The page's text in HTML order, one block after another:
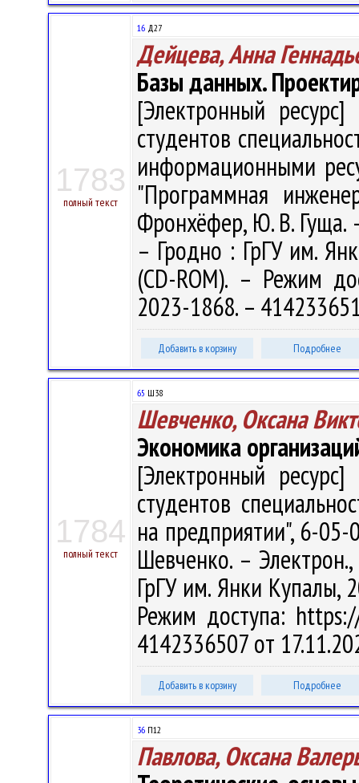
1783
полный текст
16 Д27
Дейцева, Анна
Базы данных.
[Электронный
студентов
информационными
"Программная
Фронхёфер, Ю. В. Гуща.
– Гродно : ГрГУ им.
(CD-ROM). – Режим
2023-1868. –
Добавить в корзину Подробнее
1784
полный текст
65 Ш38
Шевченко, Оксана
Экономика
[Электронный
студентов
на предприятии", 6-
Шевченко. –
ГрГУ им. Янки Купалы,
Режим доступа:
4142336507 от
Добавить в корзину Подробнее
36 П12
Павлова, Оксана